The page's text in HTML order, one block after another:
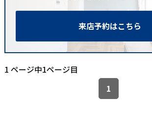
来店予約はこちら
1 ページ中1ページ目
1